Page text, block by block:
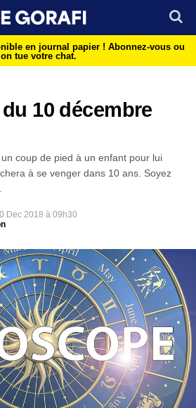
en journal papier ! Abonnez-vous ou
on tue votre chat.
10 décembre
coup de pied à un enfant pour lui
à se venger dans 10 ans. Soyez
Dec 2018 à 09h30